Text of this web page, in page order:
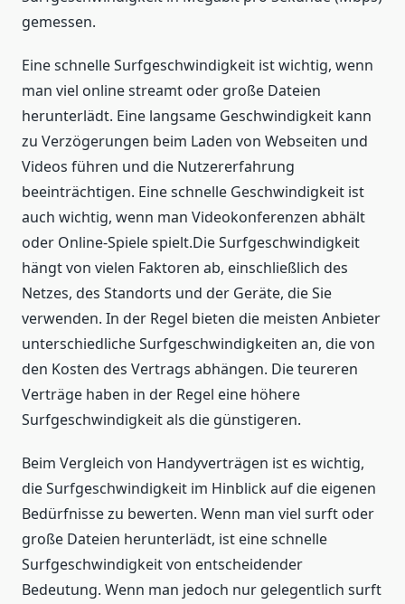
gemessen.
Eine schnelle Surfgeschwindigkeit ist wichtig, wenn
man viel online streamt oder große Dateien
herunterlädt. Eine langsame Geschwindigkeit kann
zu Verzögerungen beim Laden von Webseiten und
Videos führen und die Nutzererfahrung
beeinträchtigen. Eine schnelle Geschwindigkeit ist
auch wichtig, wenn man Videokonferenzen abhält
oder Online-Spiele spielt.Die Surfgeschwindigkeit
hängt von vielen Faktoren ab, einschließlich des
Netzes, des Standorts und der Geräte, die Sie
verwenden. In der Regel bieten die meisten Anbieter
unterschiedliche Surfgeschwindigkeiten an, die von
den Kosten des Vertrags abhängen. Die teureren
Verträge haben in der Regel eine höhere
Surfgeschwindigkeit als die günstigeren.
Beim Vergleich von Handyverträgen ist es wichtig,
die Surfgeschwindigkeit im Hinblick auf die eigenen
Bedürfnisse zu bewerten. Wenn man viel surft oder
große Dateien herunterlädt, ist eine schnelle
Surfgeschwindigkeit von entscheidender
Bedeutung. Wenn man jedoch nur gelegentlich surft